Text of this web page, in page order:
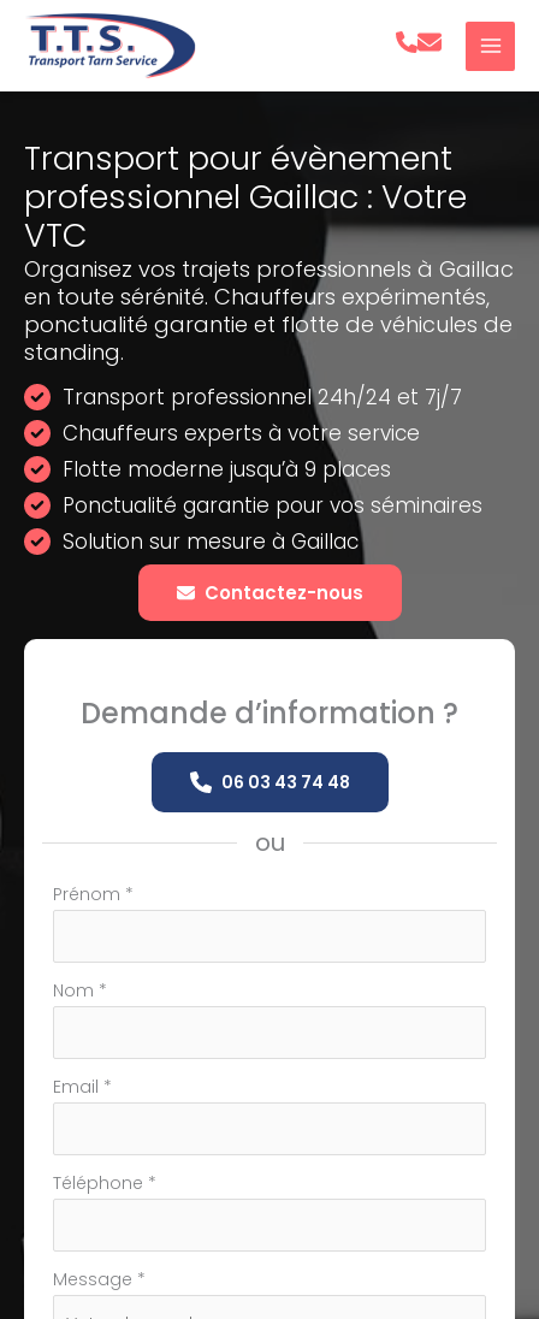
Aller
Transport pour évènement
professionnel Gaillac : Votre
VTC
Organisez vos trajets professionnels à Gaillac
en toute sérénité. Chauffeurs expérimentés,
ponctualité garantie et flotte de véhicules de
standing.
Transport professionnel 24h/24 et 7j/7
Chauffeurs experts à votre service
Flotte moderne jusqu’à 9 places
Ponctualité garantie pour vos séminaires
Solution sur mesure à Gaillac
Contactez-nous
Demande d’information ?
06 03 43 74 48
ou
Formulaire
téléphone
Prénom *
Nom *
Email *
Téléphone *
Message *